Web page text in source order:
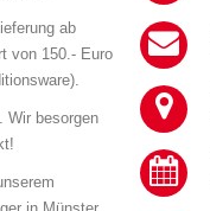
ab
von 150.- Euro
Wir besorgen